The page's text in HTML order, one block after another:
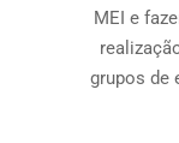
MEI e
grupos de